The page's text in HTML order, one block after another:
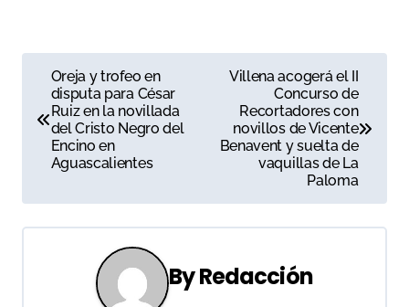
a
g
Oreja y trofeo en
disputa para César
Ruiz en la novillada
del Cristo Negro del
Encino en
Aguascalientes
Villena acogerá el II
Concurso de
Recortadores con
novillos de Vicente
Benavent y suelta de
vaquillas de La
Paloma
ByRedacción